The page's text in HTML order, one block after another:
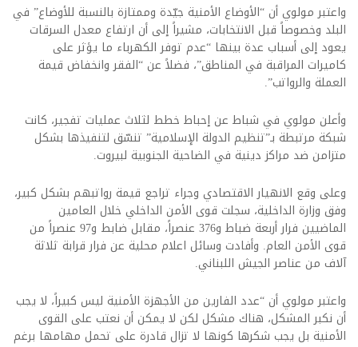
واعتبر مولوي أن “الأوضاع الأمنية جيّدة وممتازة بالنسبة للأوضاع” في
البلد وخصوصاً قبل الانتخابات، مشيراً إلى أن ارتفاع معدل السرقات
يعود إلى أسباب عدة بينها “عدم توفر الكهرباء ما يؤثر على
كاميرات المراقبة في المناطق”، فضلاً عن “الفقر وانخفاض قيمة
العملة والرواتب”.
وأعلن مولوي في شباط عن إحباط خطط لثلاث عمليات تفجير، كانت
شبكة مرتبطة بـ”تنظيم الدولة الإسلامية” تنسّق لتنفيذها بشكل
متزامن ضد مراكز دينية في الضاحية الجنوبية لبيروت.
وعلى وقع الانهيار الاقتصادي وجراء تراجع قيمة رواتبهم بشكل كبير،
وفق وزارة الداخلية، سجلت قوى الأمن الداخلي خلال العامين
الماضيين فرار أربعة ضباط و376 عنصراً، مقابل ضابط و97 عنصراً من
قوى الأمن العام. وأفادت وسائل اعلام محلية عن فرار قرابة ثلاثة
آلاف من عناصر الجيش اللبناني.
واعتبر مولوي أن “عدد الفارين من الأجهزة الأمنية ليس كبيراً، لا يجب
أن نكبر المشكل، هناك مشكل لكن لا يمكن أن نعتب على القوى
الأمنية بل يجب شكرها كونها لا تزال قادرة على تحمل مهامها برغم